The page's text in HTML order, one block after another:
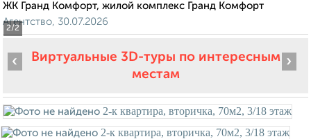
2/2
ЖК Гранд Комфорт, жилой комплекс Гранд Комфорт
Агентство, 30.07.2026
Виртуальные 3D-туры по интересным
местам
‹ ›